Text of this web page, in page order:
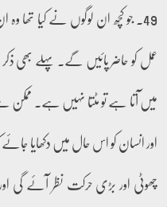
49۔ جو کچھ ان لوگوں نے کیا تھا
عمل کو حاضر پائیں گے۔ پہلے بھی
میں آتا ہے تو مٹتا نہیں ہے۔
اور انسان کو اس حال میں دکھایا
چھوٹی اور بڑی حرکت نظر آئے